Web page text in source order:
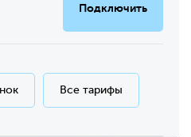
Подключить
Все тарифы